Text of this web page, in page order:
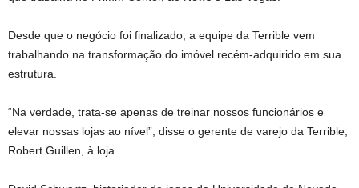
Desde que o negócio foi finalizado, a equipe da Terrible vem
trabalhando na transformação do imóvel recém-adquirido em sua
estrutura.
“Na verdade, trata-se apenas de treinar nossos funcionários e
elevar nossas lojas ao nível”, disse o gerente de varejo da Terrible,
Robert Guillen, à loja.